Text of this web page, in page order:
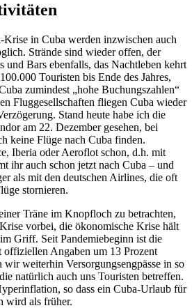
in Cuba werden inzwischen auch
Strände sind wieder offen, der
und Bars ebenfalls, das Nachtleben kehrt
Touristen bis Ende des Jahres,
zumindest „hohe Buchungszahlen“
Fluggesellschaften fliegen Cuba wieder
Stand heute habe ich die
am 22. Dezember gesehen, bei
keine Flüge nach Cuba finden.
Iberia oder Aeroflot schon, d.h. mit
ihr auch schon jetzt nach Cuba – und
als mit den deutschen Airlines, die oft
stornieren.
Träne im Knopfloch zu betrachten,
vorbei, die ökonomische Krise hält
Griff. Seit Pandemiebeginn ist die
offiziellen Angaben um 13 Prozent
wir weiterhin Versorgungsengpässe in so
natürlich auch uns Touristen betreffen.
so dass ein Cuba-Urlaub für
wird als früher.